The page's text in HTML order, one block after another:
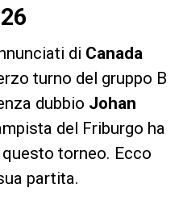
di Canada
turno del gruppo B
dubbio Johan
del Friburgo ha
questo torneo. Ecco
partita.